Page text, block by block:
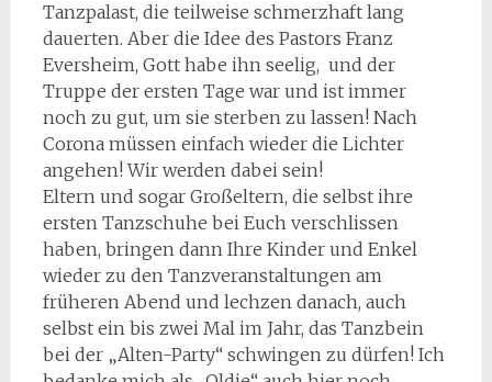
Tanzpalast, die teilweise schmerzhaft lang
dauerten. Aber die Idee des Pastors Franz
Eversheim, Gott habe ihn seelig, und der
Truppe der ersten Tage war und ist immer
noch zu gut, um sie sterben zu lassen! Nach
Corona müssen einfach wieder die Lichter
angehen! Wir werden dabei sein!
Eltern und sogar Großeltern, die selbst ihre
ersten Tanzschuhe bei Euch verschlissen
haben, bringen dann Ihre Kinder und Enkel
wieder zu den Tanzveranstaltungen am
früheren Abend und lechzen danach, auch
selbst ein bis zwei Mal im Jahr, das Tanzbein
bei der „Alten-Party“ schwingen zu dürfen! Ich